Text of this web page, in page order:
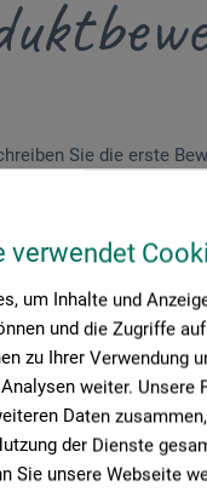
verwendet
um Inhalte und
und die Zugriffe
zu Ihrer Verwendung
weiter.
Daten
der Dienste
Sie unsere Webseite
Sie die erste